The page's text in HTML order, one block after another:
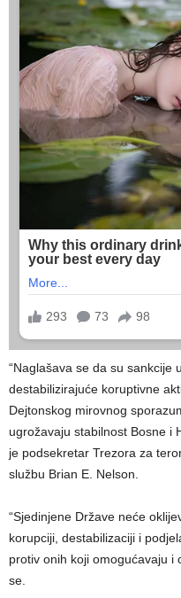
“Naglašava se da su sankcije
destabilizirajuće koruptivne
Dejtonskog mirovnog
ugrožavaju stabilnost Bosne i
je podsekretar Trezora za
službu Brian E. Nelson.
“Sjedinjene Države neće
korupciji, destabilizaciji i
protiv onih koji omogućavaju i
se.